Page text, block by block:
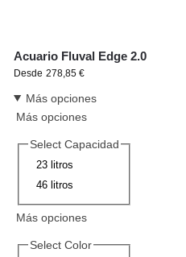
Acuario Fluval Edge 2.0
Desde 278,85 €
Más opciones
Más opciones
Select Capacidad
23 litros
46 litros
Más opciones
Select Color